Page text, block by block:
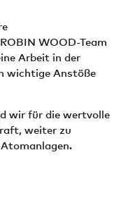
WOOD-Team
Arbeit in der
wichtige Anstöße
wir für die wertvolle
weiter zu